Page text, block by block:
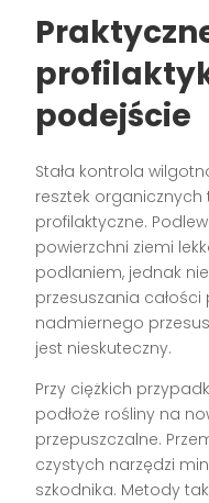
podejście
Stała kontrola
resztek organicznych
profilaktyczne.
powierzchni ziemi
podlaniem, jednak
przesuszania całości
nadmiernego
jest nieskuteczny.
Przy ciężkich
podłoże rośliny na
przepuszczalne.
czystych narzędzi
szkodnika. Metody